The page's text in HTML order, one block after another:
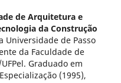
de Arquitetura e
da Construção
Universidade de Passo
da Faculdade de
Graduado em
(1995),